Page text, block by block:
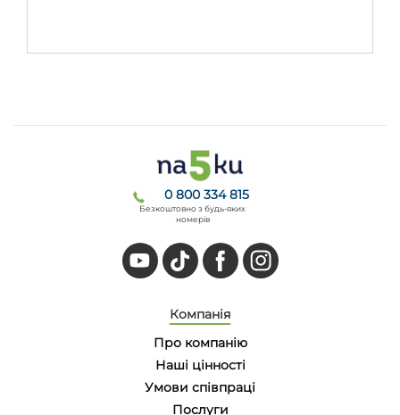
0 800 334 815
Безкоштовно з будь-яких
номерів
Компанія
Про компанію
Наші цінності
Умови співпраці
Послуги